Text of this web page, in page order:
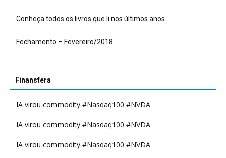
Conheça todos os livros que li nos últimos anos
Fechamento – Fevereiro/2018
Finansfera
IA virou commodity #Nasdaq100 #NVDA
IA virou commodity #Nasdaq100 #NVDA
IA virou commodity #Nasdaq100 #NVDA